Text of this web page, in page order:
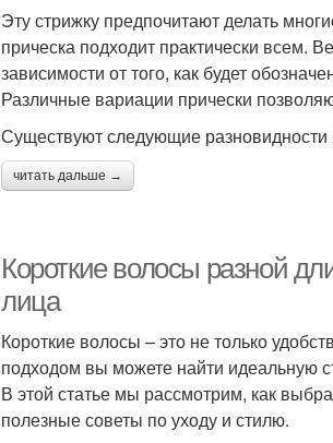
Эту стрижку предпочитают делать
прическа подходит практически всем.
зависимости от того, как будет
Различные вариации прически
Существуют следующие разновидности
читать дальше →
Короткие волосы разной
лица
Короткие волосы – это не только
подходом вы можете найти идеальную
В этой статье мы рассмотрим, как
полезные советы по уходу и стилю.